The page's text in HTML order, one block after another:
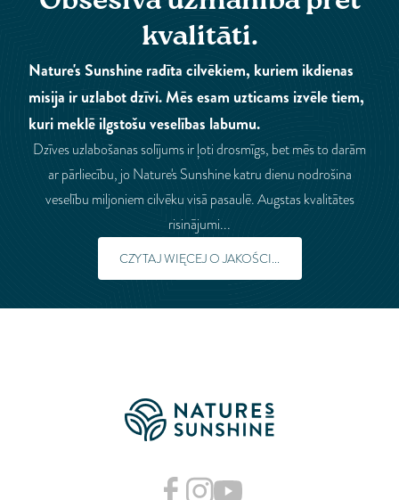
kvalitāti.
Nature's Sunshine radīta cilvēkiem, kuriem ikdienas
misija ir uzlabot dzīvi. Mēs esam uzticams izvēle tiem,
kuri meklē ilgstošu veselības labumu.
Dzīves uzlabošanas solījums ir ļoti drosmīgs, bet mēs to darām
ar pārliecību, jo Nature's Sunshine katru dienu nodrošina
veselību miljoniem cilvēku visā pasaulē. Augstas kvalitātes
risinājumi...
CZYTAJ WIĘCEJ O JAKOŚCI...